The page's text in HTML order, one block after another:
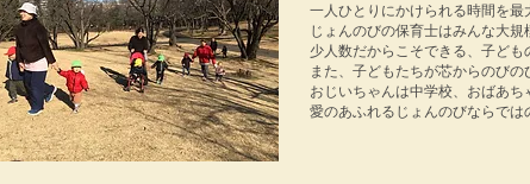
一人ひとりにかけられる時間を最
じょんのびの保育士はみんな大規
少人数だからこそできる、子ども
また、子どもたちが芯からのびの
おじいちゃんは中学校、おばあち
愛のあふれるじょんのびならでは